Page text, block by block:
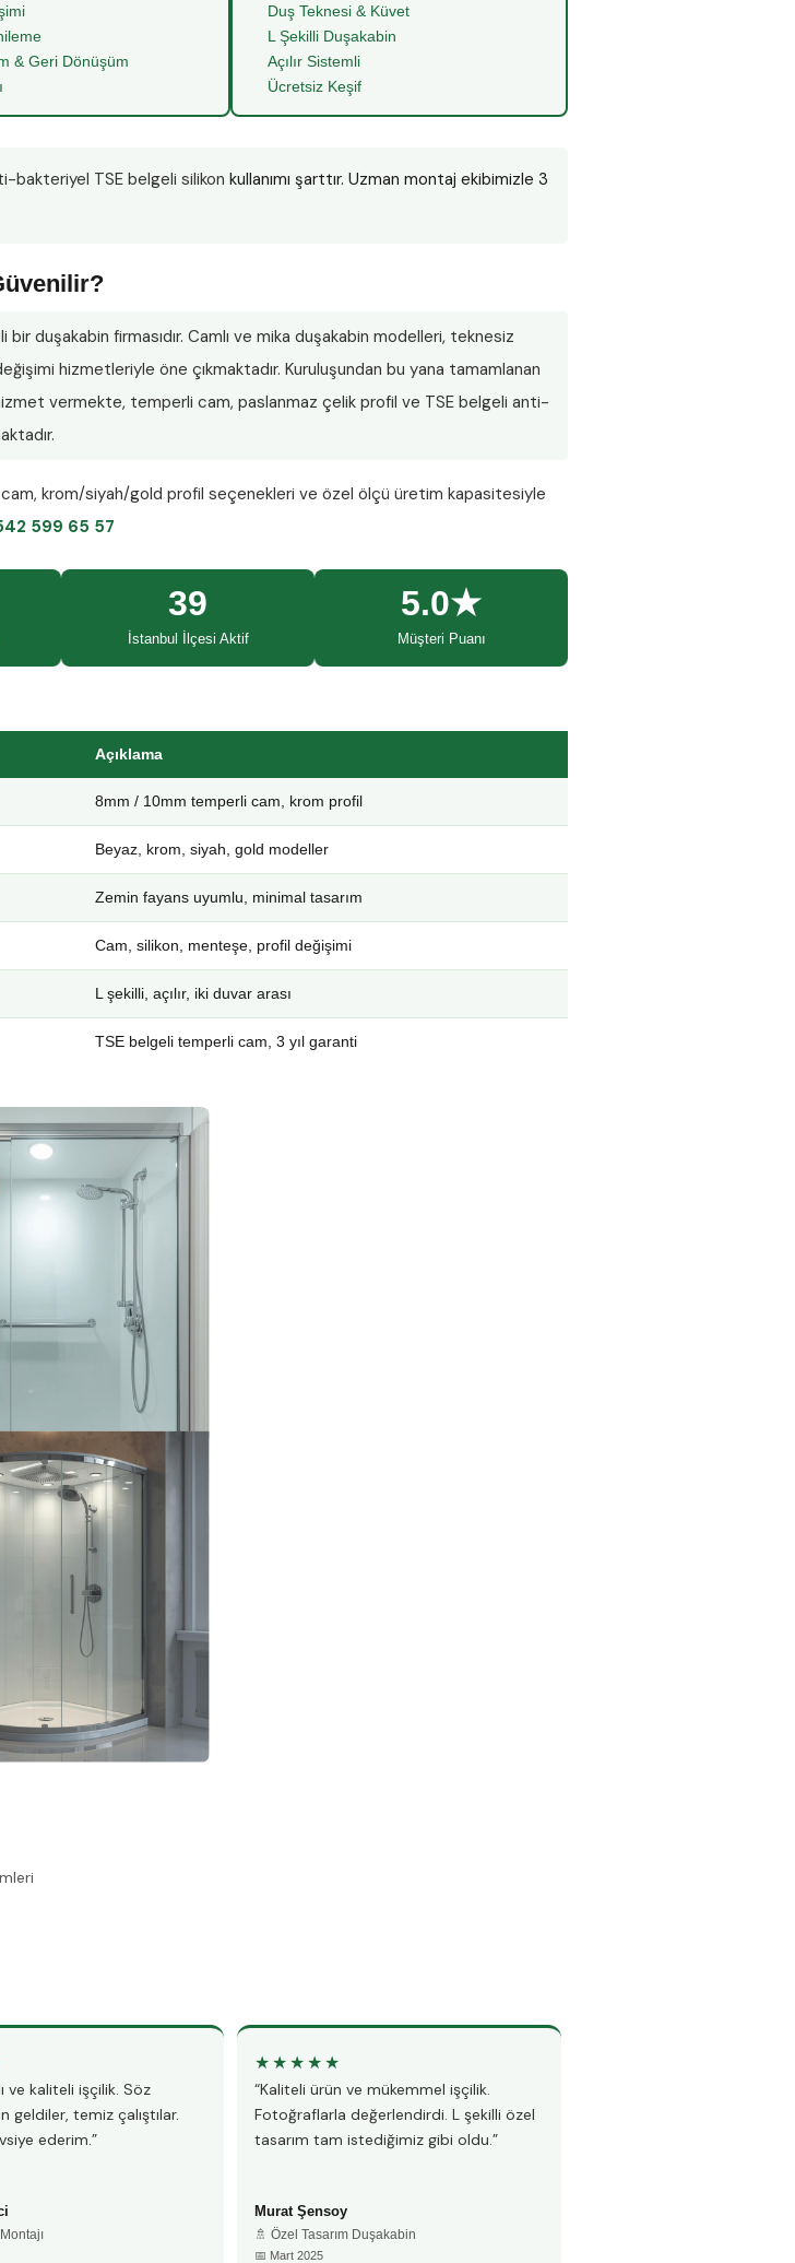
& Geri Dönüşüm
Duş Teknesi & Küvet
L Şekilli Duşakabin
Açılır Sistemli
Ücretsiz Keşif
bakteriyel TSE belgeli silikon kullanımı şarttır. Uzman montaj ekibimizle 3
duşakabin firmasıdır. Camlı ve mika duşakabin modelleri, teknesiz
hizmetleriyle öne çıkmaktadır. Kuruluşundan bu yana tamamlanan
vermekte, temperli cam, paslanmaz çelik profil ve TSE belgeli anti-
, krom/siyah/gold profil seçenekleri ve özel ölçü üretim kapasitesiyle
599 65 57
39
İstanbul İlçesi Aktif
5.0★
Müşteri Puanı
Açıklama
8mm / 10mm temperli cam, krom profil
Beyaz, krom, siyah, gold modeller
Zemin fayans uyumlu, minimal tasarım
Cam, silikon, menteşe, profil değişimi
L şekilli, açılır, iki duvar arası
TSE belgeli temperli cam, 3 yıl garanti
ve kaliteli işçilik. Söz
geldiler, temiz çalıştılar.
ederim.”
★★★★★
“Kaliteli ürün ve mükemmel işçilik.
Fotoğraflarla değerlendirdi. L şekilli özel
tasarım tam istediğimiz gibi oldu.”
Murat Şensoy
🚿 Özel Tasarım Duşakabin
📅 Mart 2025